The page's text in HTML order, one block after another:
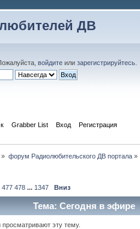
ДВ
войдите или зарегистрируйтесь
Grabber List Вход Регистрация
» форум Радиолюбительского ДВ портала»
477 478 ... 1347 Вниз
Тема: Сегодня в эфире
эту тему.